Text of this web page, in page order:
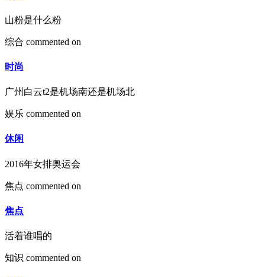
山粉是什么粉
综合 commented on
时尚
广州白云t2是机场南还是机场北
娱乐 commented on
休闲
2016年女排奥运会
焦点 commented on
焦点
活着谁唱的
知识 commented on